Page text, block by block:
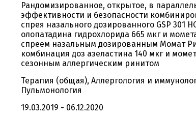
Рандомизированное, открытое, в
эффективности и безопасности
спрея назального дозированного GSP
олопатадина гидрохлорида 665 мкг и
спреем назальным дозированным Момат
комбинация доз азеластина 140 мкг и
сезонным аллергическим ринитом
Терапия (общая), Аллергология и
Пульмонология
19.03.2019 - 06.12.2020